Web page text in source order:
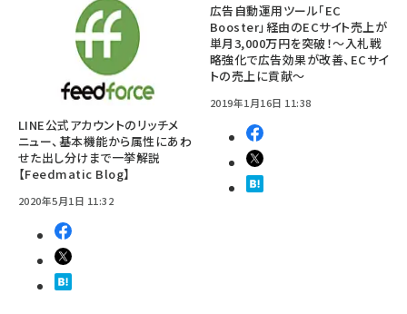
LINE公式アカウントのリッチメ
ニュー、基本機能から属性にあわ
せた出し分けまで一挙解説
【Feedmatic Blog】
2020年5月1日 11:32
広告自動運用ツール「EC
Booster」経由のECサイト売上が
単月3,000万円を突破！～入札戦
略強化で広告効果が改善、ECサイ
トの売上に貢献～
2019年1月16日 11:38